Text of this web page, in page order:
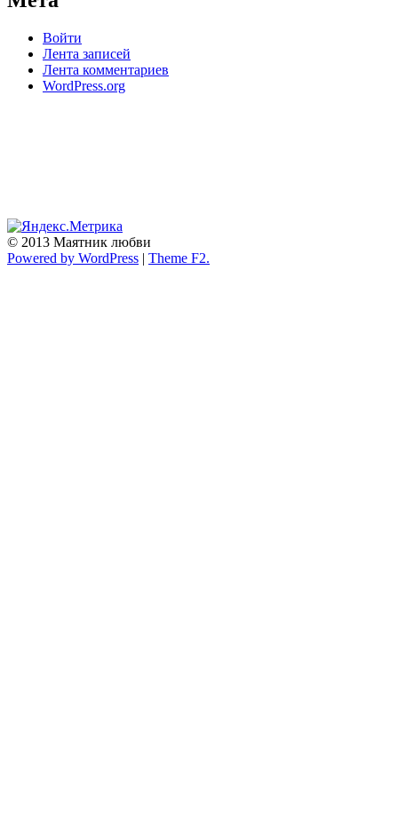
Войти
Лента записей
Лента комментариев
WordPress.org
© 2013 Маятник любви
Powered by WordPress | Theme F2.